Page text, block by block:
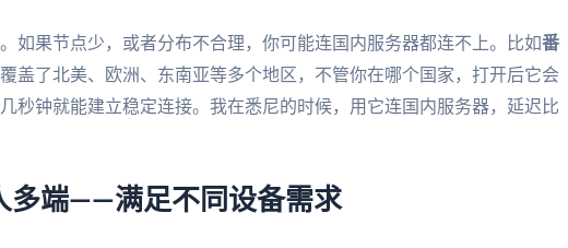
如果节点少，或者分布不合理，你可能连国内服务器都连不上。比如番
盖了北美、欧洲、东南亚等多个地区，不管你在哪个国家，打开后它会
秒钟就能建立稳定连接。我在悉尼的时候，用它连国内服务器，延迟比
多端——满足不同设备需求